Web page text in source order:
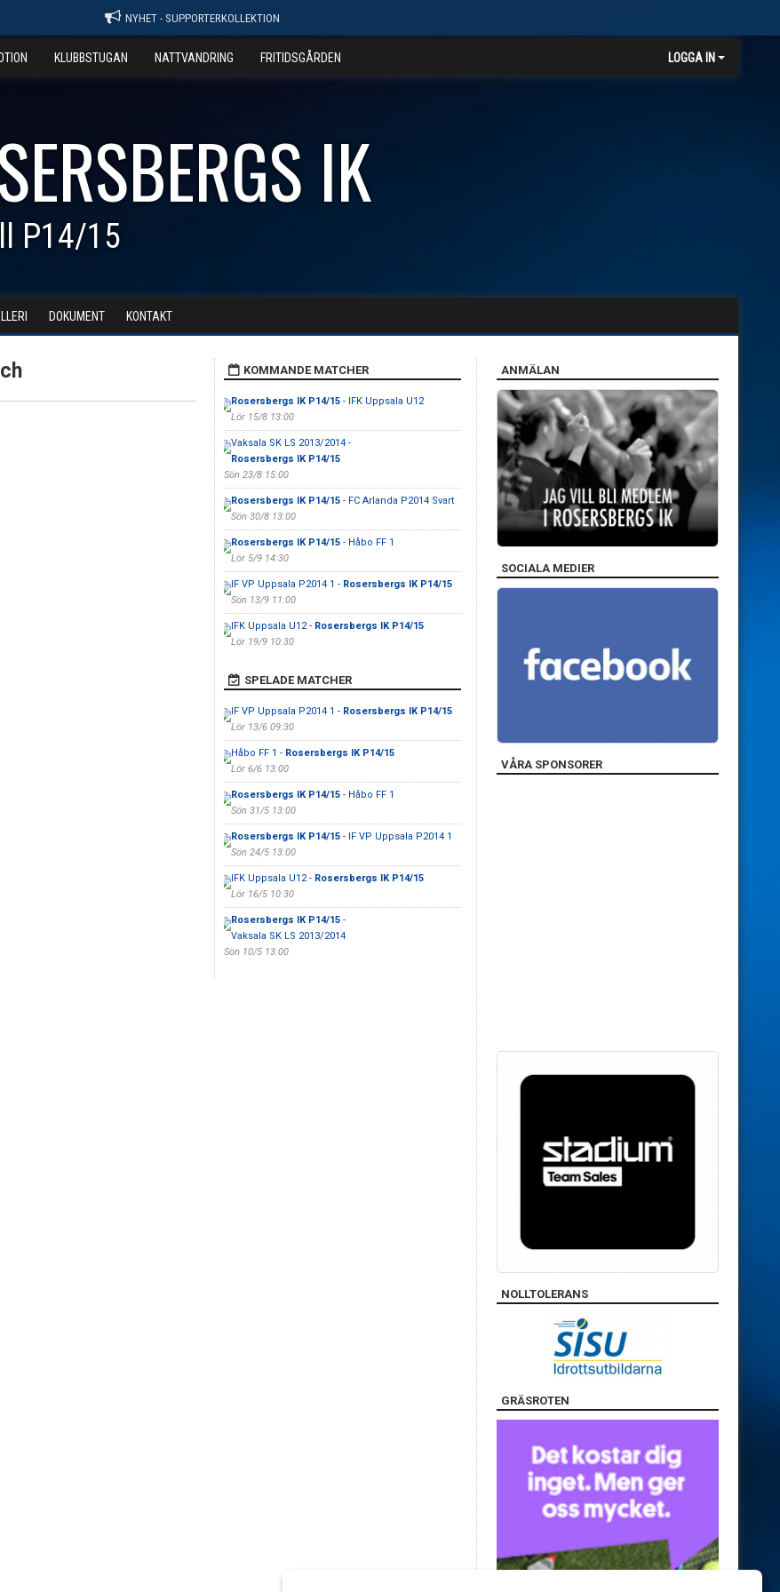
NYHET - SUPPORTERKOLLEKTION
KLUBBSTUGAN NATTVANDRING FRITIDSGÅRDEN LOGGA IN
IK
P14/15
DOKUMENT KONTAKT
KOMMANDE MATCHER
Rosersbergs IK P14/15- IFK Uppsala U12
Lör 15/8 13:00
Vaksala SK LS 2013/2014 -
Rosersbergs IK P14/15
Sön 23/8 15:00
Rosersbergs IK P14/15- FC Arlanda P2014 Svart
Sön 30/8 13:00
Rosersbergs IK P14/15- Håbo FF 1
Lör 5/9 14:30
IF VP Uppsala P2014 1 - Rosersbergs IK P14/15
Sön 13/9 11:00
IFK Uppsala U12 - Rosersbergs IK P14/15
Lör 19/9 10:30
SPELADE MATCHER
IF VP Uppsala P2014 1 - Rosersbergs IK P14/15
Lör 13/6 09:30
Håbo FF 1 - Rosersbergs IK P14/15
Lör 6/6 13:00
Rosersbergs IK P14/15- Håbo FF 1
Sön 31/5 13:00
Rosersbergs IK P14/15- IF VP Uppsala P2014 1
Sön 24/5 13:00
IFK Uppsala U12 - Rosersbergs IK P14/15
Lör 16/5 10:30
Rosersbergs IK P14/15-
Vaksala SK LS 2013/2014
Sön 10/5 13:00
ANMÄLAN
SOCIALA MEDIER
VÅRA SPONSORER
NOLLTOLERANS
GRÄSROTEN